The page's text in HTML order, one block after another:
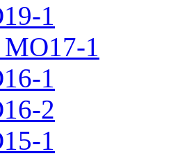
1
1
1
2
1